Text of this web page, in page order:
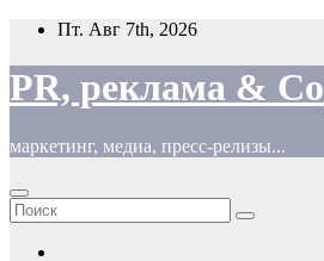
Перейти
содержимому
Пт. Авг 7th, 2026
PR, реклама & Co
маркетинг, медиа, пресс-релизы...